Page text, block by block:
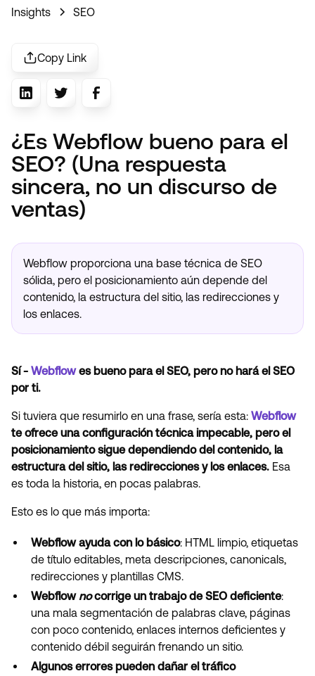
Insights SEO
Copy Link
¿Es Webflow bueno para el
SEO? (Una respuesta
sincera, no un discurso de
ventas)
Webflow proporciona una base técnica de SEO
sólida, pero el posicionamiento aún depende del
contenido, la estructura del sitio, las redirecciones y
los enlaces.
Sí - Webflowes bueno para el SEO, pero no hará el SEO
por ti.
Si tuviera que resumirlo en una frase, sería esta: Webflow
te ofrece una configuración técnica impecable, pero el
posicionamiento sigue dependiendo del contenido, la
estructura del sitio, las redirecciones y los enlaces. Esa
es toda la historia, en pocas palabras.
Esto es lo que más importa:
Webflow ayuda con lo básico: HTML limpio, etiquetas
de título editables, meta descripciones, canonicals,
redirecciones y plantillas CMS.
Webflow nocorrige un trabajo de SEO deficiente:
una mala segmentación de palabras clave, páginas
con poco contenido, enlaces internos deficientes y
contenido débil seguirán frenando un sitio.
Algunos errores pueden dañar el tráfico